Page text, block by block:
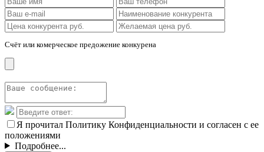
Счёт или комерческое предожение конкурена
Я прочитал Политику Конфиденциальности и согласен с ее
положениями
Подробнее...